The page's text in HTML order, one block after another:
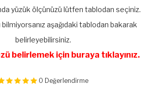
yüzük ölçünüzü lütfen tablodan seçiniz.
aşağıdaki tablodan bakarak
belirleyebilirsiniz.
belirlemek için buraya tıklayınız.
0 Değerlendirme